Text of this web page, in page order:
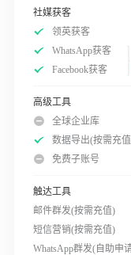
社媒获客
领英获客
WhatsApp获客
Facebook获客
高级工具
全球企业库
数据导出(按需充
免费子账号
触达工具
邮件群发(按需充值)
短信营销(按需充值)
WhatsApp群发(自助申